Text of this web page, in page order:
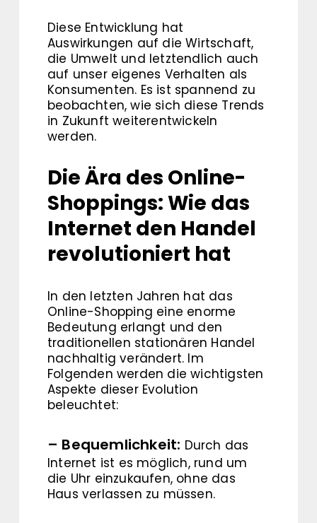
Diese Entwicklung hat
Auswirkungen auf die Wirtschaft,
die Umwelt und letztendlich auch
auf unser eigenes Verhalten als
Konsumenten. Es ist spannend zu
beobachten, wie sich diese Trends
in Zukunft weiterentwickeln
werden.
Die Ära des Online-
Shoppings: Wie das
Internet den Handel
revolutioniert hat
In den letzten Jahren hat das
Online-Shopping eine enorme
Bedeutung erlangt und den
traditionellen stationären Handel
nachhaltig verändert. Im
Folgenden werden die wichtigsten
Aspekte dieser Evolution
beleuchtet:
– Bequemlichkeit: Durch das
Internet ist es möglich, rund um
die Uhr einzukaufen, ohne das
Haus verlassen zu müssen.